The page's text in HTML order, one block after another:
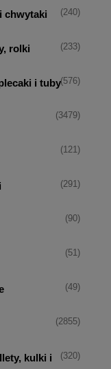
chwytaki (240)
rolki (233)
i tuby(576)
(3479)
(121)
(291)
(90)
(51)
(49)
(2855)
kulki i
(320)